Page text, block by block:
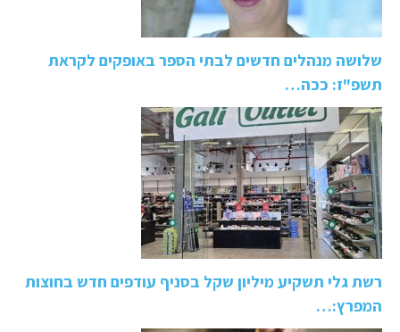
שלושה מנהלים חדשים לבתי הספר באופקים לקראת
תשפ"ז: ככה…
רשת גלי תשקיע מיליון שקל בסניף עודפים חדש בחוצות
המפרץ:…